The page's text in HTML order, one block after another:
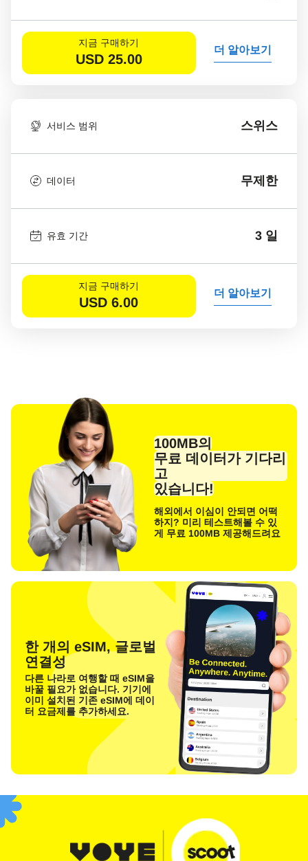
지금 구매하기
USD 25.00
더 알아보기
서비스 범위 스위스
데이터 무제한
유효 기간 3 일
지금 구매하기
USD 6.00
더 알아보기
100MB의
무료 데이터가 기다리
고
있습니다!
해외에서 이심이 안되면 어떡
하지? 미리 테스트해볼 수 있
게 무료 100MB 제공해드려요
한 개의 eSIM, 글로벌
연결성
다른 나라로 여행할 때 eSIM을
바꿀 필요가 없습니다. 기기에
이미 설치된 기존 eSIM에 데이
터 요금제를 추가하세요.